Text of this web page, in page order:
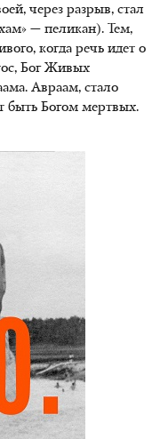
через разрыв, стал
— пеликан). Тем,
когда речь идет о
Бог Живых
Авраам, стало
быть Богом мертвых.